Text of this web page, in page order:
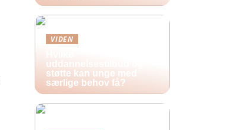
VIDEN
uddannelsestilbud og
støtte kan unge med
særlige behov få?